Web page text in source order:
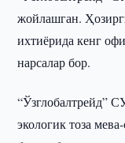
жойлашган.
ихтиёрида кенг
нарсалар бор.
“Ўзглобалтрейд”
экологик тоза